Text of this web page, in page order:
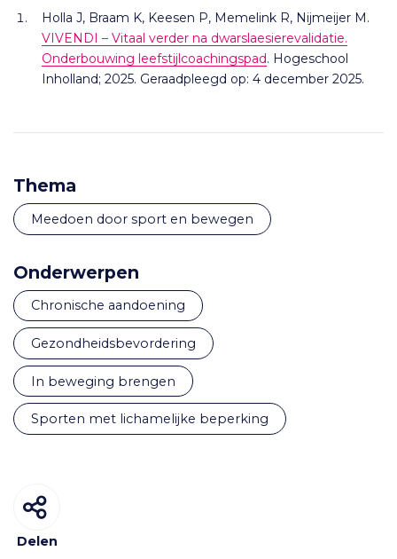
Holla J, Braam K, Keesen P, Memelink R, Nijmeijer M.
VIVENDI – Vitaal verder na dwarslaesierevalidatie.
Onderbouwing leefstijlcoachingspad. Hogeschool
Inholland; 2025. Geraadpleegd op: 4 december 2025.
Thema
Meedoen door sport en bewegen
Onderwerpen
chronische aandoening
gezondheidsbevordering
in beweging brengen
sporten met lichamelijke beperking
Delen